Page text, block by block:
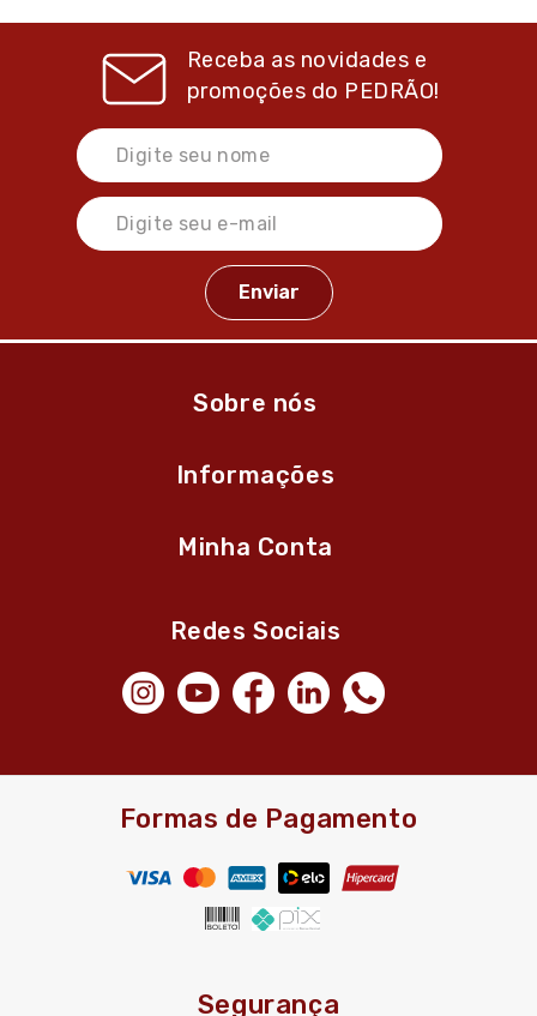
Receba as novidades e
promoções do PEDRÃO!
Sobre nós
Informações
Minha Conta
Redes Sociais
Formas de Pagamento
Segurança